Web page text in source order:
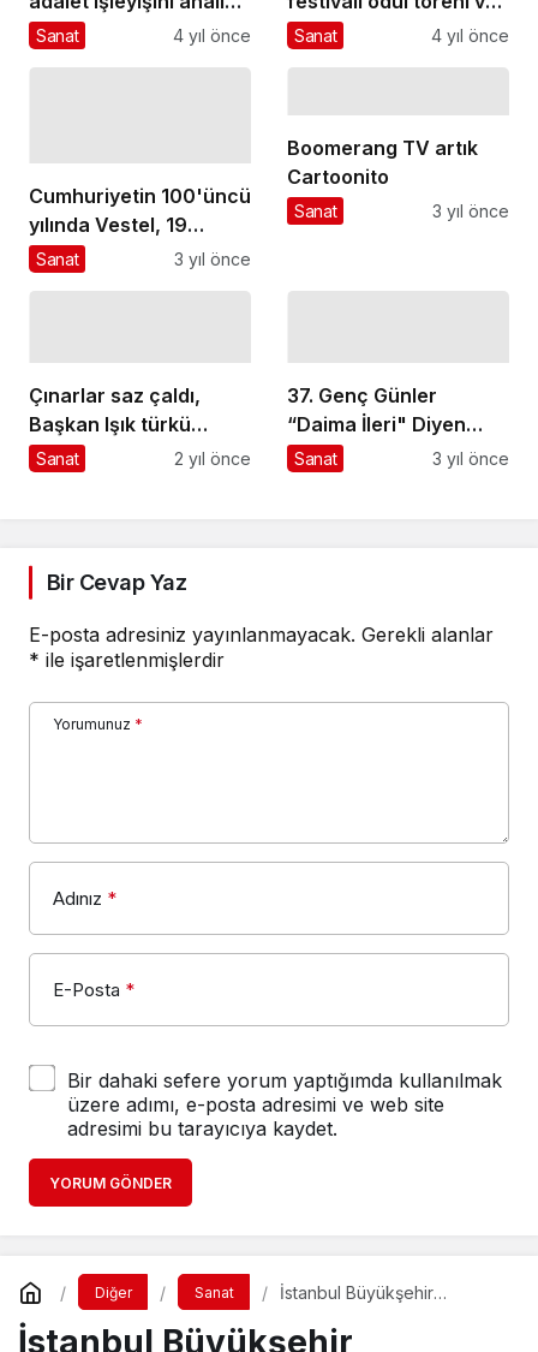
etti
Sanat 4 yıl önce
konserle tamamlandı
Sanat 4 yıl önce
Cumhuriyetin 100'üncü
yılında Vestel, 19
Mayıs'ı İlk günkü
Sanat 3 yıl önce
Boomerang TV artık
Cartoonito
Sanat 3 yıl önce
Çınarlar saz çaldı,
Başkan Işık türkü
söyledi
Sanat 2 yıl önce
37. Genç Günler
“Daima İleri" Diyen
Gençler İçin Başlıyor
Sanat 3 yıl önce
Bir Cevap Yaz
E-posta adresiniz yayınlanmayacak. Gerekli alanlar
* ile işaretlenmişlerdir
Yorumunuz *
Adınız *
E-Posta *
Bir dahaki sefere yorum yaptığımda kullanılmak
üzere adımı, e-posta adresimi ve web site
adresimi bu tarayıcıya kaydet.
YORUM GÖNDER
Diğer Sanat
İstanbul Büyükşehir
Tiyatroları'nın beğeniyle
İstanbul Büyükşehir